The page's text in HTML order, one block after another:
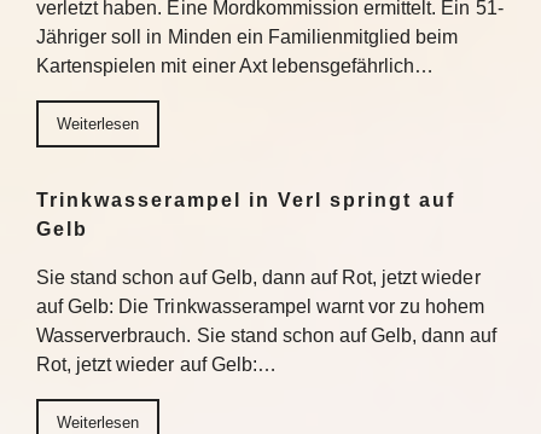
verletzt haben. Eine Mordkommission ermittelt. Ein 51-
Jähriger soll in Minden ein Familienmitglied beim
Kartenspielen mit einer Axt lebensgefährlich…
Weiterlesen
Trinkwasserampel in Verl springt auf
Gelb
Sie stand schon auf Gelb, dann auf Rot, jetzt wieder
auf Gelb: Die Trinkwasserampel warnt vor zu hohem
Wasserverbrauch. Sie stand schon auf Gelb, dann auf
Rot, jetzt wieder auf Gelb:…
Weiterlesen